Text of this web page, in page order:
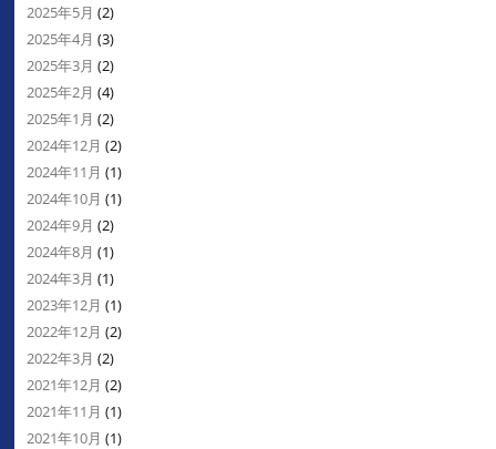
2025年5月 (2)
2025年4月 (3)
2025年3月 (2)
2025年2月 (4)
2025年1月 (2)
2024年12月 (2)
2024年11月 (1)
2024年10月 (1)
2024年9月 (2)
2024年8月 (1)
2024年3月 (1)
2023年12月 (1)
2022年12月 (2)
2022年3月 (2)
2021年12月 (2)
2021年11月 (1)
2021年10月 (1)